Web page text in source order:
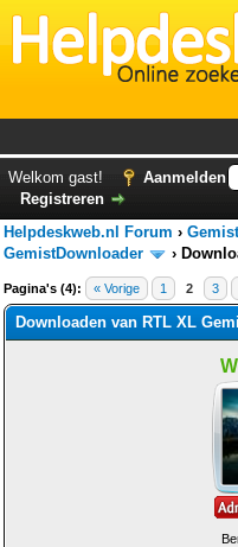
Welkom gast!
Aanmelden
Registreren
Helpdeskweb.nl Forum ›
GemistDownloader
›
Pagina's (4): « Vorige 1 2 3
Downloaden van RTL XL